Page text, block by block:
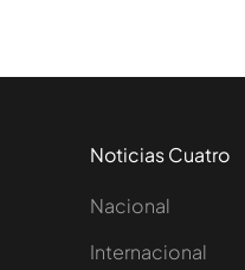
Noticias Cuatro
Nacional
Internacional